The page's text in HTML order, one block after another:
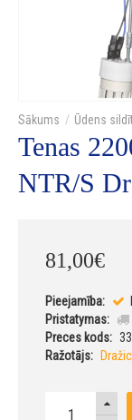
Ūdens
Tenas
NTR/S
81,00€
Pieejamība:
Pristatymas:
Preces kods:
Ražotājs: